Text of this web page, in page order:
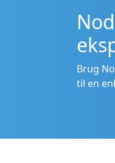
Brug
til en